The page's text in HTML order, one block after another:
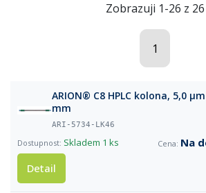
Zobrazuji 1-26 z 26
1
ARION® C8 HPLC kolona, 5,0
mm
ARI-5734-LK46
Skladem 1 ks
Na
Detail